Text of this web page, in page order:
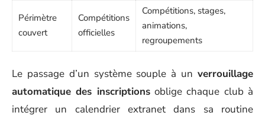
Périmètre
couvert
Compétitions
officielles
Compétitions, stages,
animations,
regroupements
Le passage d’un système souple à un verrouillage
automatique des inscriptionsoblige chaque club à
intégrer un calendrier extranet dans sa routine